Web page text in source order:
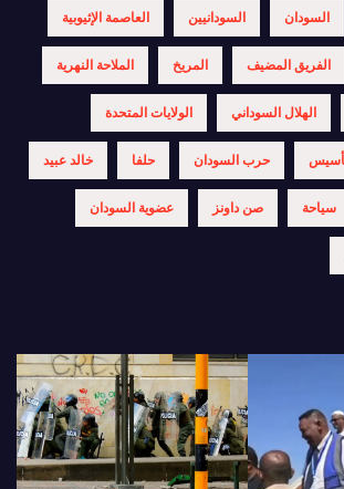
السودان السودانيين العاصمة الإثيوبية
الفريق المضيف المريخ الملاحة النهرية
الهلال السوداني الولايات المتحدة
حرب السودان حلفا خالد عبيد
سياحة صن داونز عضوية السودان